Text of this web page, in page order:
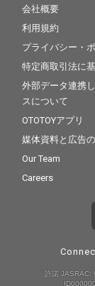
会社概要
利用規約
プライバシー・
特定商取引法に
外部データ連携
スについて
OTOTOYアプリ
媒体資料と広告
Our Team
Careers
許諾